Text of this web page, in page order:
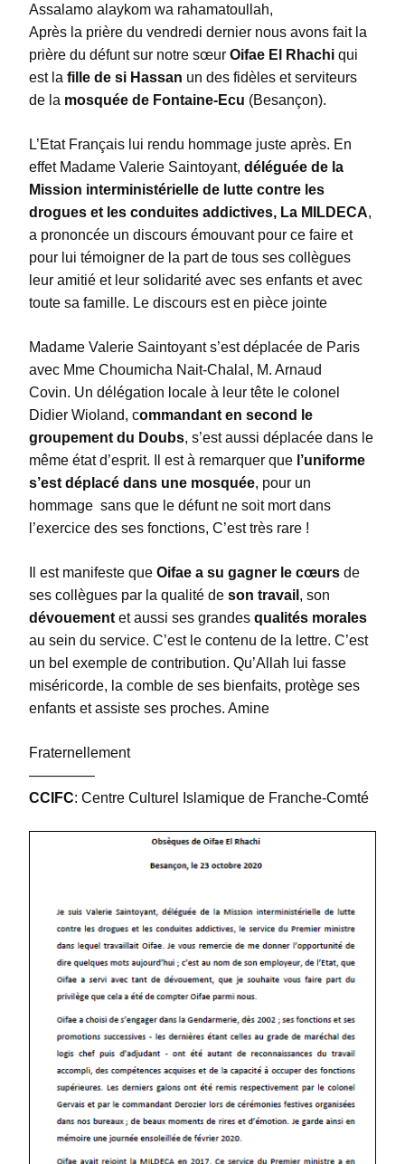
Assalamo alaykom wa rahamatoullah,
Après la prière du vendredi dernier nous avons fait la
prière du défunt sur notre sœur Oifae El Rhachi qui
est la fille de si Hassan un des fidèles et serviteurs
de la mosquée de Fontaine-Ecu (Besançon).
L’Etat Français lui rendu hommage juste après. En
effet Madame Valerie Saintoyant, déléguée de la
Mission interministérielle de lutte contre les
drogues et les conduites addictives, La MILDECA,
a prononcée un discours émouvant pour ce faire et
pour lui témoigner de la part de tous ses collègues
leur amitié et leur solidarité avec ses enfants et avec
toute sa famille. Le discours est en pièce jointe
Madame Valerie Saintoyant s’est déplacée de Paris
avec Mme Choumicha Nait-Chalal, M. Arnaud
Covin. Un délégation locale à leur tête le colonel
Didier Wioland, commandant en second le
groupement du Doubs, s’est aussi déplacée dans le
même état d’esprit. Il est à remarquer que l’uniforme
s’est déplacé dans une mosquée, pour un
hommage sans que le défunt ne soit mort dans
l’exercice des ses fonctions, C’est très rare !
Il est manifeste que Oifae a su gagner le cœurs de
ses collègues par la qualité de son travail , son
dévouement et aussi ses grandes qualités morales
au sein du service. C’est le contenu de la lettre. C’est
un bel exemple de contribution. Qu’Allah lui fasse
miséricorde, la comble de ses bienfaits, protège ses
enfants et assiste ses proches. Amine
Fraternellement
————–
CCIFC: Centre Culturel Islamique de Franche-Comté